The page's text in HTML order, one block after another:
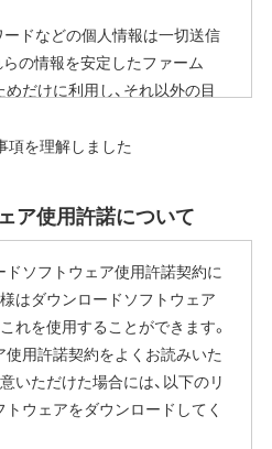
ードなどの個人情報は一切送信
の情報を安定したファーム
だけに利用し、それ以外の目
ン設定ツールから商品本体の
、[管理]-[ファームウェア更新]
新機能」で"自動更新をしな
ただけます。
、本商品に同梱の取扱説明書
掲載の「エアステーション設定
意事項がございます。
項を理解しました
ア使用許諾について
ソフトウェア使用許諾契約に
はダウンロードソフトウェア
れを使用することができます。
用許諾契約をよくお読みいた
いただけた場合には、以下のリ
ウェアをダウンロードしてく